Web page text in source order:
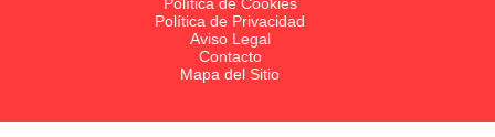
Política de Cookies
Política de Privacidad
Aviso Legal
Contacto
Mapa del Sitio